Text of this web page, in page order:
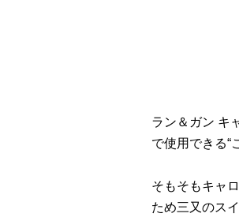
ラン＆ガン キ
で使用できる“
そもそもキャ
ため三又のス